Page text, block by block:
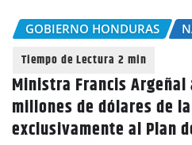
GOBIERNO HONDURAS
Ministra Francis
millones de dólares de
exclusivamente al Plan